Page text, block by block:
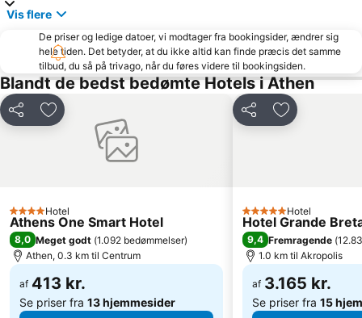
Marina Glyfadas
Traditional Settlement of Anafiotika
Α Beach Voula
Panathenaic Stadium
Moschato
Eretria
Athens Railway Station - Stathmos Larisis
Parthenon
Church of Metamorfosi tou Sotiros - Agios Sostis
Lagonisi
Agios Dimitrios Plakas
Porto Germeno
Hellas Pharm 2013
Fetiye Mosque
Kerameikos
Vrilissia
Ano Liosia
Vis flere
De priser og ledige datoer, vi modtager fra bookingsider, ændrer sig
hele tiden. Det betyder, at du ikke altid kan finde præcis det samme
tilbud, du så på trivago, når du føres videre til bookingsiden.
Blandt de bedst bedømte Hotels i Athen
Del Føj til favoritter
4 Stjerner
Hotel
Athens One Smart Hotel
8,0 Meget godt (1.092 bedømmelser)
Athen, 0.3 km til Centrum
af 413 kr.
Se priser fra 13 hjemmesider
Del Føj til
5 StjernerHotel
Hotel Grande
9,4 Fremragende (
1.0 km til Akropolis
af 3.165 kr.
Se priser fra 15